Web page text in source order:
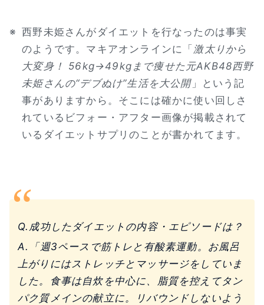
※ 西野未姫さんがダイエットを行なったのは事実
のようです。マキアオンラインに「 激太りから
大変身！ 56kg→49kgまで痩せた元AKB48西野
未姫さんの“デブぬけ”生活を大公開」という記
事がありますから。そこには確かに使い回しさ
れているビフォー・アフター画像が掲載されて
いるダイエットサプリのことが書かれてます。
Q.成功したダイエットの内容・エピソードは？
A.「週3ペースで筋トレと有酸素運動。お風呂
上がりにはストレッチとマッサージをしていま
した。食事は自炊を中心に、脂質を控えてタン
パク質メインの献立に。リバウンドしないよう